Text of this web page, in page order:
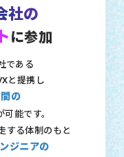
社の
に参加
である
と提携し
の
可能です。
する体制のもと
ジニアの